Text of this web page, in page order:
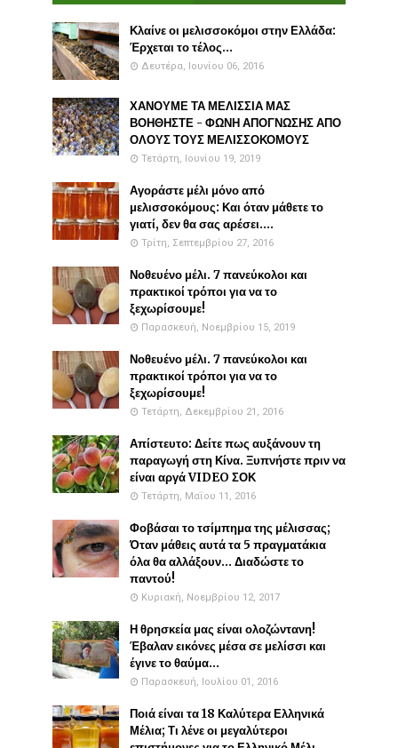
Κλαίνε οι μελισσοκόμοι στην Ελλάδα:
Έρχεται το τέλος...
Δευτέρα, Ιουνίου 06, 2016
ΧΑΝΟΥΜΕ ΤΑ ΜΕΛΙΣΣΙΑ ΜΑΣ
ΒΟΗΘΗΣΤΕ - ΦΩΝΗ ΑΠΟΓΝΩΣΗΣ ΑΠΟ
ΟΛΟΥΣ ΤΟΥΣ ΜΕΛΙΣΣΟΚΟΜΟΥΣ
Τετάρτη, Ιουνίου 19, 2019
Αγοράστε μέλι μόνο από
μελισσοκόμους: Και όταν μάθετε το
γιατί, δεν θα σας αρέσει....
Τρίτη, Σεπτεμβρίου 27, 2016
Νοθευένο μέλι. 7 πανεύκολοι και
πρακτικοί τρόποι για να το
ξεχωρίσουμε!
Παρασκευή, Νοεμβρίου 15, 2019
Νοθευένο μέλι. 7 πανεύκολοι και
πρακτικοί τρόποι για να το
ξεχωρίσουμε!
Τετάρτη, Δεκεμβρίου 21, 2016
Απίστευτο: Δείτε πως αυξάνουν τη
παραγωγή στη Κίνα. Ξυπνήστε πριν να
είναι αργά VIDEO ΣΟΚ
Τετάρτη, Μαΐου 11, 2016
Φοβάσαι το τσίμπημα της μέλισσας;
Όταν μάθεις αυτά τα 5 πραγματάκια
όλα θα αλλάξουν... Διαδώστε το
παντού!
Κυριακή, Νοεμβρίου 12, 2017
Η θρησκεία μας είναι ολοζώντανη!
Έβαλαν εικόνες μέσα σε μελίσσι και
έγινε το θαύμα...
Παρασκευή, Ιουλίου 01, 2016
Ποιά είναι τα 18 Καλύτερα Ελληνικά
Μέλια; Τι λένε οι μεγαλύτεροι